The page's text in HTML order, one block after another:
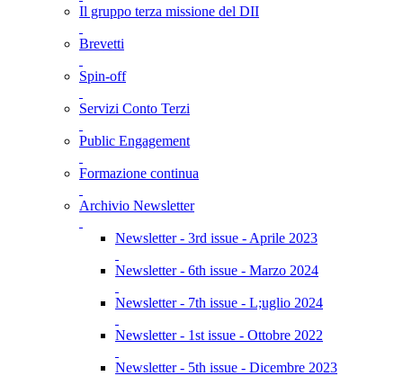
Il gruppo terza missione del DII
Brevetti
Spin-off
Servizi Conto Terzi
Public Engagement
Formazione continua
Archivio Newsletter
Newsletter - 3rd issue - Aprile 2023
Newsletter - 6th issue - Marzo 2024
Newsletter - 7th issue - L;uglio 2024
Newsletter - 1st issue - Ottobre 2022
Newsletter - 5th issue - Dicembre 2023